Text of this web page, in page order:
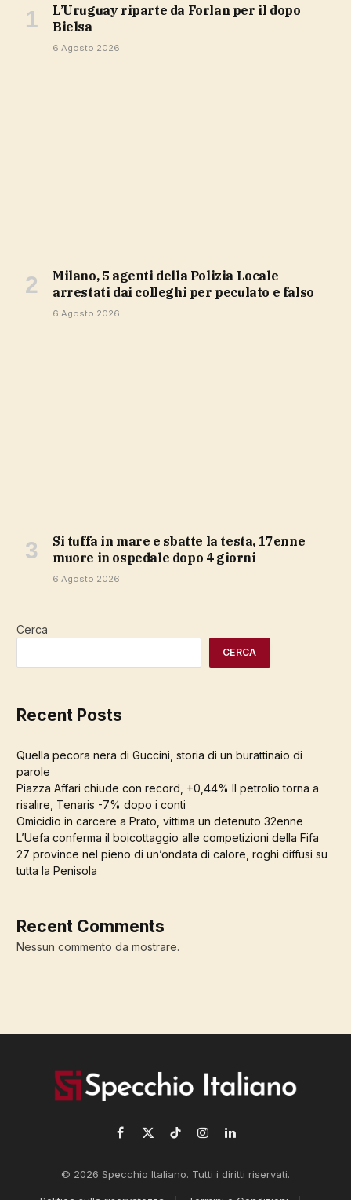
L’Uruguay riparte da Forlan per il dopo
Bielsa
6 Agosto 2026
Milano, 5 agenti della Polizia Locale
arrestati dai colleghi per peculato e falso
6 Agosto 2026
Si tuffa in mare e sbatte la testa, 17enne
muore in ospedale dopo 4 giorni
6 Agosto 2026
Cerca
CERCA
Recent Posts
Quella pecora nera di Guccini, storia di un burattinaio di
parole
Piazza Affari chiude con record, +0,44% Il petrolio torna a
risalire, Tenaris -7% dopo i conti
Omicidio in carcere a Prato, vittima un detenuto 32enne
L’Uefa conferma il boicottaggio alle competizioni della Fifa
27 province nel pieno di un’ondata di calore, roghi diffusi su
tutta la Penisola
Recent Comments
Nessun commento da mostrare.
Facebook
X
TikTokInstagramLinkedIn
© 2026 Specchio Italiano. Tutti i diritti riservati.